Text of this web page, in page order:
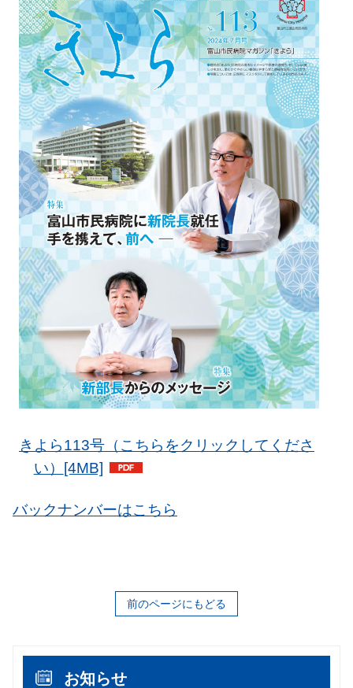
きよら113号（こちらをクリックしてくださ
い）
[4MB]
バックナンバーはこちら
前のページにもどる
お知らせ